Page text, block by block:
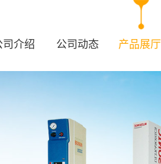
司介绍 公司动态 产品展厅